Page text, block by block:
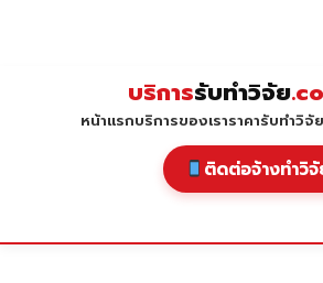
บริการรับทำวิจัย
หน้าแรกบริการของเราราคารับทำวิจัย
ติดต่อจ้างทำวิ